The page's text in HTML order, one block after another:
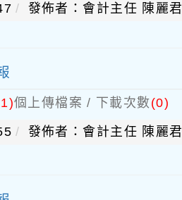
發佈者：會計主任 陳麗君
個上傳檔案 / 下載次數(0)
發佈者：會計主任 陳麗君